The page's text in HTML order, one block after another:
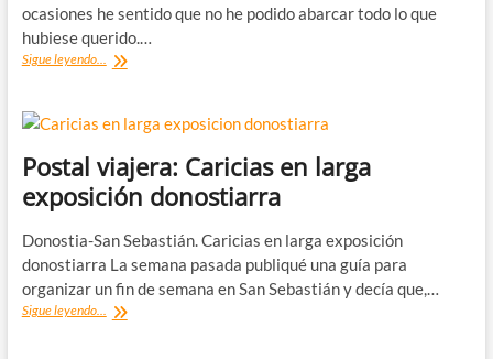
ocasiones he sentido que no he podido abarcar todo lo que
hubiese querido.…
Sigue leyendo... ¿Qué
París?
tips
de
ayuda
Postal viajera: Caricias en larga
exposición donostiarra
Donostia-San Sebastián. Caricias en larga exposición
donostiarra La semana pasada publiqué una guía para
organizar un fin de semana en San Sebastián y decía que,…
Sigue leyendo... Postal